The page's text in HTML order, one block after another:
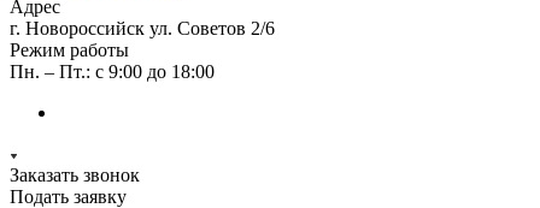
Адрес
г. Новороссийск ул. Советов 2/6
Режим работы
Пн. – Пт.: с 9:00 до 18:00
Заказать звонок
Подать заявку